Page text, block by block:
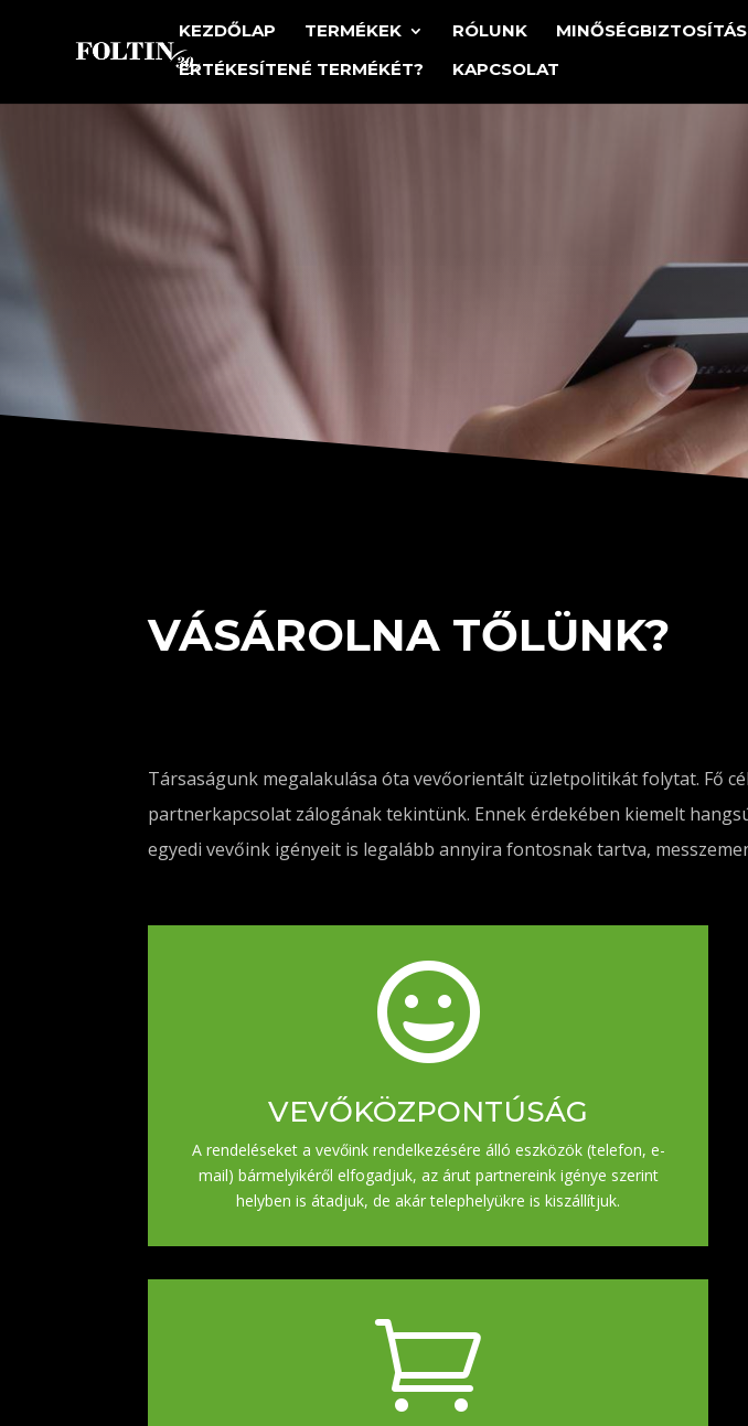
KEZDŐLAP TERMÉKEK RÓLUNK
ÉRTÉKESÍTENÉ TERMÉKÉT?
KAPCSOLAT
VÁSÁROLNA TŐLÜNK?
Társaságunk megalakulása óta vevőorientált üzletpolitikát folytat. Fő
partnerkapcsolat zálogának tekintünk. Ennek érdekében kiemelt
egyedi vevőink igényeit is legalább annyira fontosnak tartva,

VEVŐKÖZPONTÚSÁG
A rendeléseket a vevőink rendelkezésére álló eszközök (telefon, e-
mail) bármelyikéről elfogadjuk, az árut partnereink igénye szerint
helyben is átadjuk, de akár telephelyükre is kiszállítjuk.
